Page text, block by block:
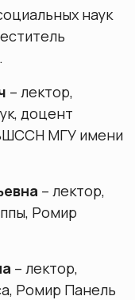
наук
– лектор,
доцент
МГУ имени
– лектор,
Ромир
– лектор,
Ромир Панель